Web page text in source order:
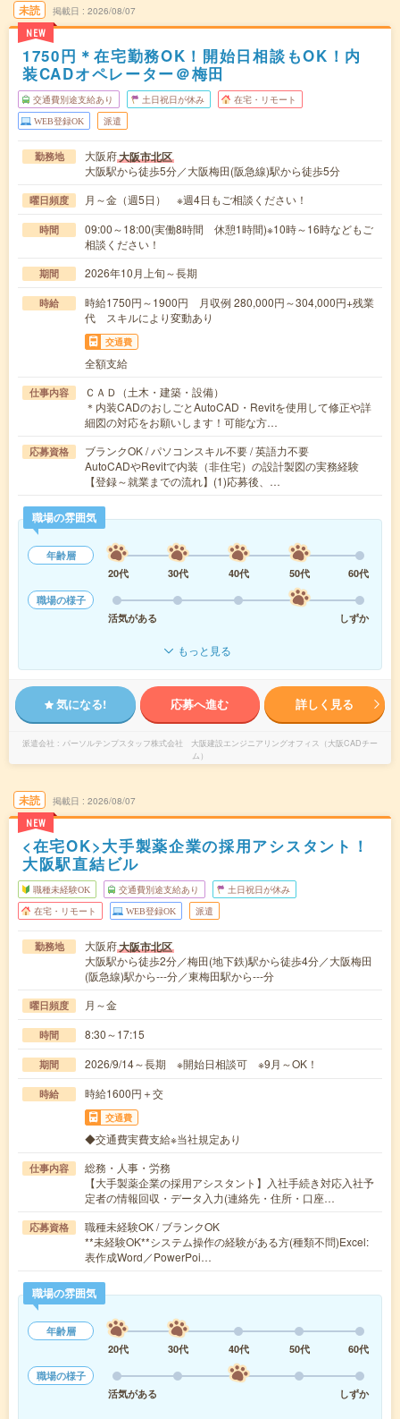
未読
NEW
掲載日 2026/08/07
1750円＊在宅勤務OK！開始日相談もOK！内
装CADオペレーター＠梅田
交通費別途支給あり 土日祝日が休み 在宅・リモート
WEB登録OK 派遣
勤務地 大阪府大阪市北区
大阪駅から徒歩5分／大阪梅田(阪急線)駅から徒歩5分
曜日頻度 月～金（週5日） ※週4日もご相談ください！
時間
09:00～18:00(実働8時間 休憩1時間)※10時～16時などもご
相談ください！
期間 2026年10月上旬～長期
時給
時給1750円～1900円 月収例 280,000円～304,000円+残業
代 スキルにより変動あり
交通費
全額支給
仕事内容
ＣＡＤ（土木・建築・設備）
＊内装CADのおしごとAutoCAD・Revitを使用して修正や詳
細図の対応をお願いします！可能な方…
応募資格
ブランクOK / パソコンスキル不要 / 英語力不要
AutoCADやRevitで内装（非住宅）の設計製図の実務経験
【登録～就業までの流れ】(1)応募後、…
職場の雰囲気
年齢層
20代
30代 40代 50代
60代
職場の様子
活気がある
しずか
もっと見る
気になる! 応募へ進む 詳しく見る
派遣会社
パーソルテンプスタッフ株式会社 大阪建設エンジニアリングオフィス（大阪CADチー
ム）
未読
NEW
掲載日 2026/08/07
<在宅OK>大手製薬企業の採用アシスタント！
大阪駅直結ビル
職種未経験OK 交通費別途支給あり 土日祝日が休み
在宅・リモート WEB登録OK 派遣
勤務地 大阪府大阪市北区
大阪駅から徒歩2分／梅田(地下鉄)駅から徒歩4分／大阪梅田
(阪急線)駅から---分／東梅田駅から---分
曜日頻度 月～金
時間 8:30～17:15
期間 2026/9/14～長期 ※開始日相談可 ※9月～OK！
時給 時給1600円＋交
交通費
◆交通費実費支給※当社規定あり
仕事内容
総務・人事・労務
【大手製薬企業の採用アシスタント】入社手続き対応入社予
定者の情報回収・データ入力(連絡先・住所・口座…
応募資格
職種未経験OK / ブランクOK
**未経験OK**システム操作の経験がある方(種類不問)Excel:
表作成Word／PowerPoi…
職場の雰囲気
年齢層
20代
30代 40代 50代
60代
職場の様子
活気がある
しずか